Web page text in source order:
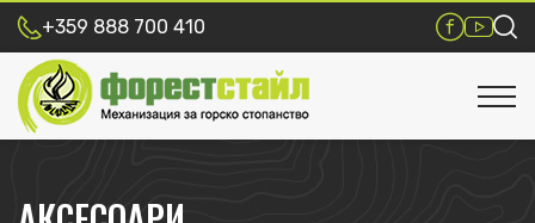
+359 888 700 410